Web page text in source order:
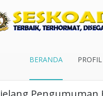
BERANDA